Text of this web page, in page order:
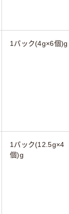
1パック(4g×6個)g
1パック(12.5g×4
個)g